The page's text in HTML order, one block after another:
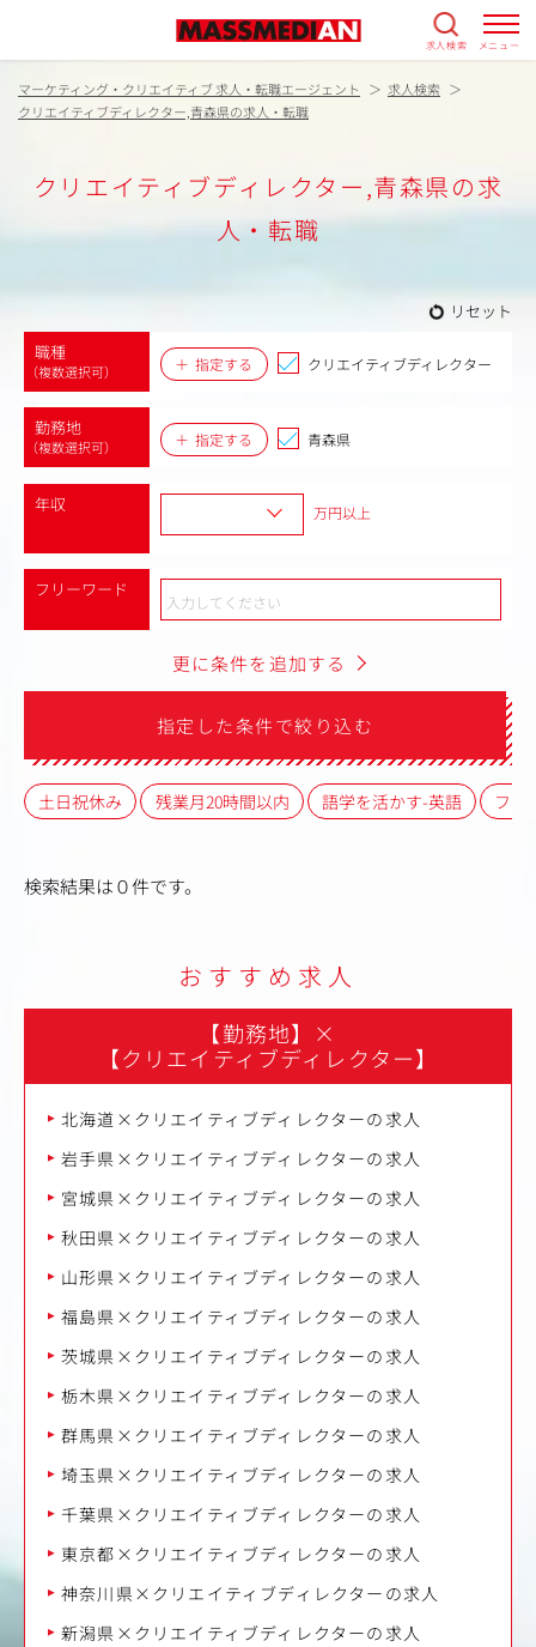
求人検索 メニュー
マーケティング・クリエイティブ 求人・転職エージェント
求人検索
クリエイティブディレクター,青森県の求人・転職
クリエイティブディレクター,青森県の求
人・転職
リセット
職種
（複数選択可） 指定する クリエイティブディレクター
勤務地
（複数選択可） 指定する 青森県
年収 万円以上
フリーワード
更に条件を追加する
指定した条件で絞り込む
土日祝休み 残業月20時間以内 語学を活かす-英語 フレ
検索結果は０件です。
おすすめ求人
【勤務地】
×
【クリエイティブディレクター】
北海道×クリエイティブディレクターの求人
岩手県×クリエイティブディレクターの求人
宮城県×クリエイティブディレクターの求人
秋田県×クリエイティブディレクターの求人
山形県×クリエイティブディレクターの求人
福島県×クリエイティブディレクターの求人
茨城県×クリエイティブディレクターの求人
栃木県×クリエイティブディレクターの求人
群馬県×クリエイティブディレクターの求人
埼玉県×クリエイティブディレクターの求人
千葉県×クリエイティブディレクターの求人
東京都×クリエイティブディレクターの求人
神奈川県×クリエイティブディレクターの求人
新潟県×クリエイティブディレクターの求人